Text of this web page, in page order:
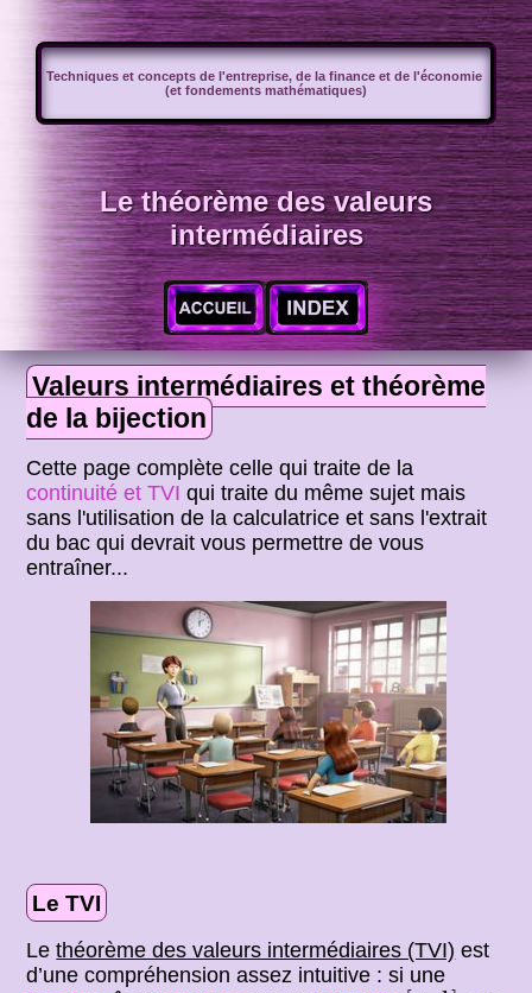
Techniques et concepts de l'entreprise, de la finance et de l'économie
(et fondements mathématiques)
Le théorème des valeurs
intermédiaires
Valeurs intermédiaires et théorème
de la bijection
Cette page complète celle qui traite de la
continuité et TVI qui traite du même sujet mais
sans l'utilisation de la calculatrice et sans l'extrait
du bac qui devrait vous permettre de vous
entraîner...
Le TVI
Lethéorème des valeurs intermédiaires (TVI) est
d’une compréhension assez intuitive : si une